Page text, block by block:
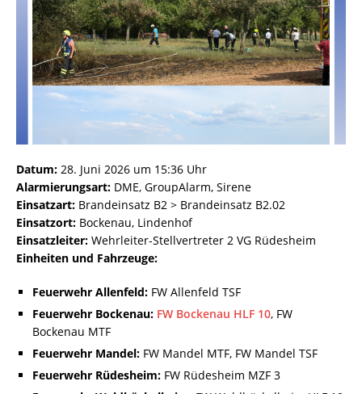
Datum: 28. Juni 2026 um 15:36 Uhr
Alarmierungsart: DME, GroupAlarm, Sirene
Einsatzart: Brandeinsatz B2 > Brandeinsatz B2.02
Einsatzort: Bockenau, Lindenhof
Einsatzleiter: Wehrleiter-Stellvertreter 2 VG Rüdesheim
Einheiten und Fahrzeuge:
Feuerwehr Allenfeld: FW Allenfeld TSF
Feuerwehr Bockenau: FW Bockenau HLF 10, FW
Bockenau MTF
Feuerwehr Mandel: FW Mandel MTF, FW Mandel TSF
Feuerwehr Rüdesheim: FW Rüdesheim MZF 3